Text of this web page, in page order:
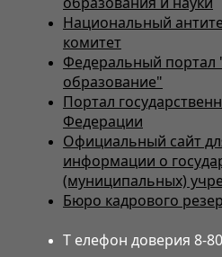
Национальный
комитет
Федеральный портал
образование"
Портал
Федерации
Официальный сайт
информации о
(муниципальных)
Бюро кадрового
Т елефон доверия 8-